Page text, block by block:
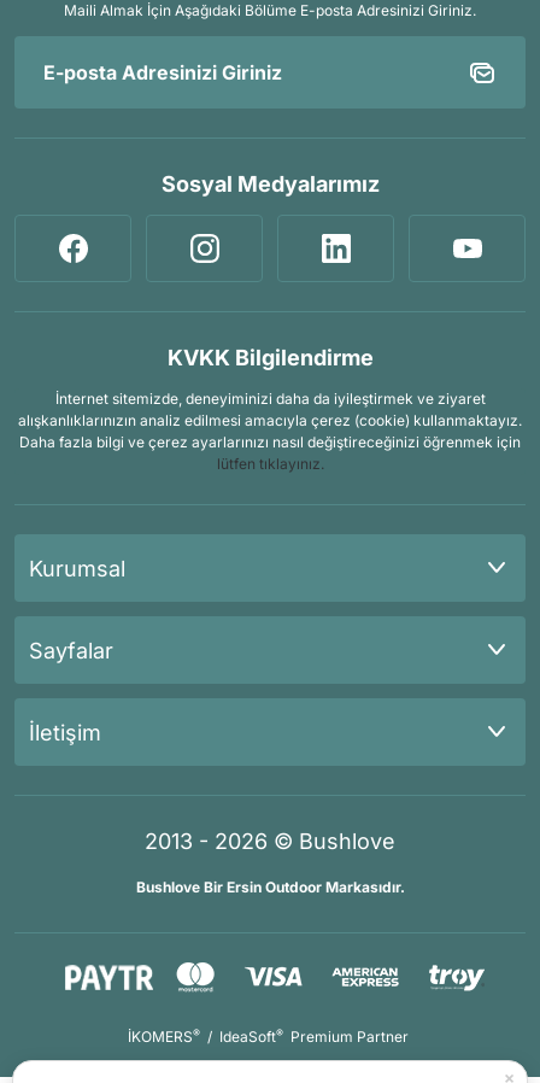
Maili Almak İçin Aşağıdaki Bölüme E-posta Adresinizi Giriniz.
Sosyal Medyalarımız
KVKK Bilgilendirme
İnternet sitemizde, deneyiminizi daha da iyileştirmek ve ziyaret
alışkanlıklarınızın analiz edilmesi amacıyla çerez (cookie) kullanmaktayız.
Daha fazla bilgi ve çerez ayarlarınızı nasıl değiştireceğinizi öğrenmek için
lütfen tıklayınız.
Kurumsal
Sayfalar
İletişim
2013 - 2026 © Bushlove
Bushlove Bir Ersin Outdoor Markasıdır.
İKOMERS® / IdeaSoft® Premium Partner